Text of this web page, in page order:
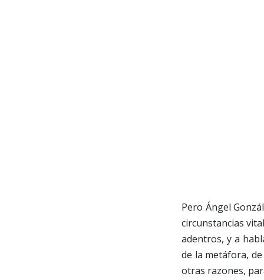
Pero Ángel
circunstancias
adentros, y a
de la metáfora,
otras razones,